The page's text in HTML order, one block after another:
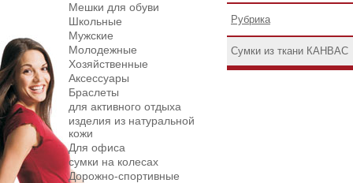
Мешки для обуви
Школьные
Мужские
Молодежные
Хозяйственные
Аксессуары
Браслеты
для активного отдыха
изделия из натуральной
кожи
Для офиса
сумки на колесах
Дорожнo-спортивные
Рубрика
Сумки из ткани КАНВАС